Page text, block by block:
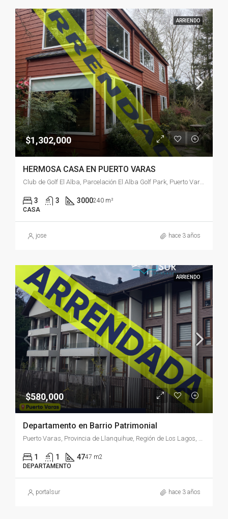
ARRIENDO
$1,302,000
HERMOSA CASA EN PUERTO VARAS
Club de Golf El Alba, Parcelación El Alba Golf Park, Puerto Varas, Provincia de Llanquihue, Región de Los Lagos, 5550176, Chile
3 3 3000240 m²
CASA
jose hace 3 años
ARRIENDO
$580,000
Departamento en Barrio Patrimonial
Puerto Varas, Provincia de Llanquihue, Región de Los Lagos, Chile
1 1 4747 m2
DEPARTAMENTO
portalsur hace 3 años